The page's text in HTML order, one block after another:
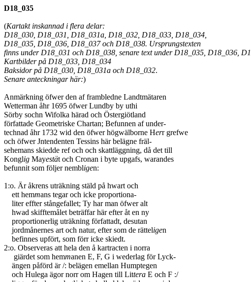
D18_035
(Kartakt inskannad i flera delar:
D18_030, D18_031, D18_031a, D18_032, D18_033, D18_034,
D18_035, D18_036, D18_037 och D18_038. Ursprungstexten
finns under D18_031 och D18_038, senare text under D18_035, D18_036,
Kartbilder på D18_033, D18_034
Baksidor på D18_030, D18_031a och D18_032.
Senare anteckningar här:)
Anmärkning öfwer den af frambledne Landtmätaren
Wetterman åhr 1695 öfwer Lundby by uthi
Sörby sochn Wifolka härad och Östergiötland
författade Geometriske Chartan; Befunnen af under-
technad åhr 1732 wid den öfwer högwälborne Herr grefwe
och öfwer Jntendenten Tessins här belägne fräl-
sehemans skiedde ref och och skattläggning, då det till
Konglig Mayestät och Cronan i byte upgafs, warandes
befunnit som följer nembligen:
1:o. Är åkrens uträkning stäld på hwart och
ett hemmans tegar och icke proportiona-
liter effter stångefallet; Ty har man öfwer alt
hwad skifftemålet beträffar här efter åt en ny
proportionerlig uträkning författadt, desutan
jordmånernes art och natur, efter som de rätteligen
befinnes upfört, som förr icke skiedt.
2:o. Observeras att hela den å kartracten i norra
giärdet som hemmanen E, F, G i wederlag för Lyck-
ängen påförd är /: belägen emellan Humptegen
och Hulega ägor norr om Hagen till Littera E och F :/